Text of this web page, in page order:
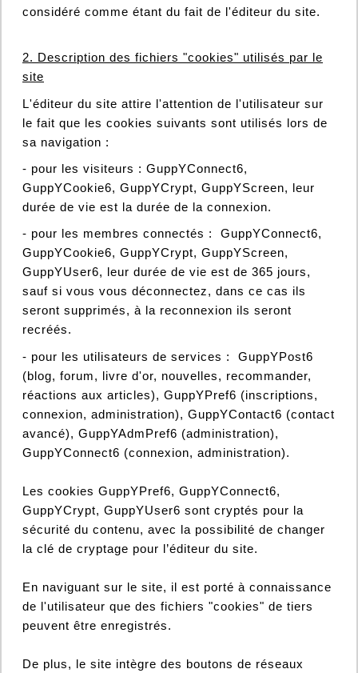
considéré comme étant du fait de l'éditeur du site.
2. Description des fichiers "cookies" utilisés par le
site
L'éditeur du site attire l'attention de l'utilisateur sur
le fait que les cookies suivants sont utilisés lors de
sa navigation :
- pour les visiteurs : GuppYConnect6,
GuppYCookie6, GuppYCrypt, GuppYScreen, leur
durée de vie est la durée de la connexion.
- pour les membres connectés : GuppYConnect6,
GuppYCookie6, GuppYCrypt, GuppYScreen,
GuppYUser6, leur durée de vie est de 365 jours,
sauf si vous vous déconnectez, dans ce cas ils
seront supprimés, à la reconnexion ils seront
recréés.
- pour les utilisateurs de services : GuppYPost6
(blog, forum, livre d'or, nouvelles, recommander,
réactions aux articles), GuppYPref6 (inscriptions,
connexion, administration), GuppYContact6 (contact
avancé), GuppYAdmPref6 (administration),
GuppYConnect6 (connexion, administration).
Les cookies GuppYPref6, GuppYConnect6,
GuppYCrypt, GuppYUser6 sont cryptés pour la
sécurité du contenu, avec la possibilité de changer
la clé de cryptage pour l’éditeur du site.
En naviguant sur le site, il est porté à connaissance
de l'utilisateur que des fichiers "cookies" de tiers
peuvent être enregistrés.
De plus, le site intègre des boutons de réseaux